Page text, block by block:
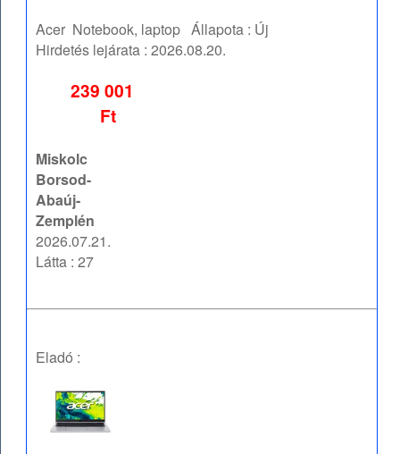
Acer Notebook, laptop Állapota : Új
Hirdetés lejárata :2026.08.20.
239 001
Ft
Miskolc
Borsod-
Abaúj-
Zemplén
2026.07.21.
Látta : 27
Eladó :